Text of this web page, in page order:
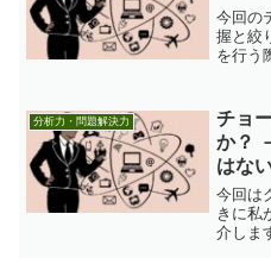
今回の
握と絞
を行う
いう内
記事は
分析力・問題解決力
チョ
か？
はな
今回は
きに私
介しま